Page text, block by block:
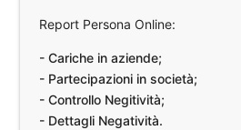
Report Persona Online:
- Cariche in aziende;
- Partecipazioni in società;
- Controllo Negitività;
- Dettagli Negatività.